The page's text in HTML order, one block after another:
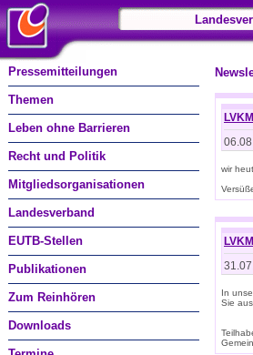
Pressemitteilungen
Themen
Leben ohne Barrieren
Recht und Politik
Mitgliedsorganisationen
Landesverband
EUTB-Stellen
Publikationen
Zum Reinhören
Downloads
wir
In
Sie